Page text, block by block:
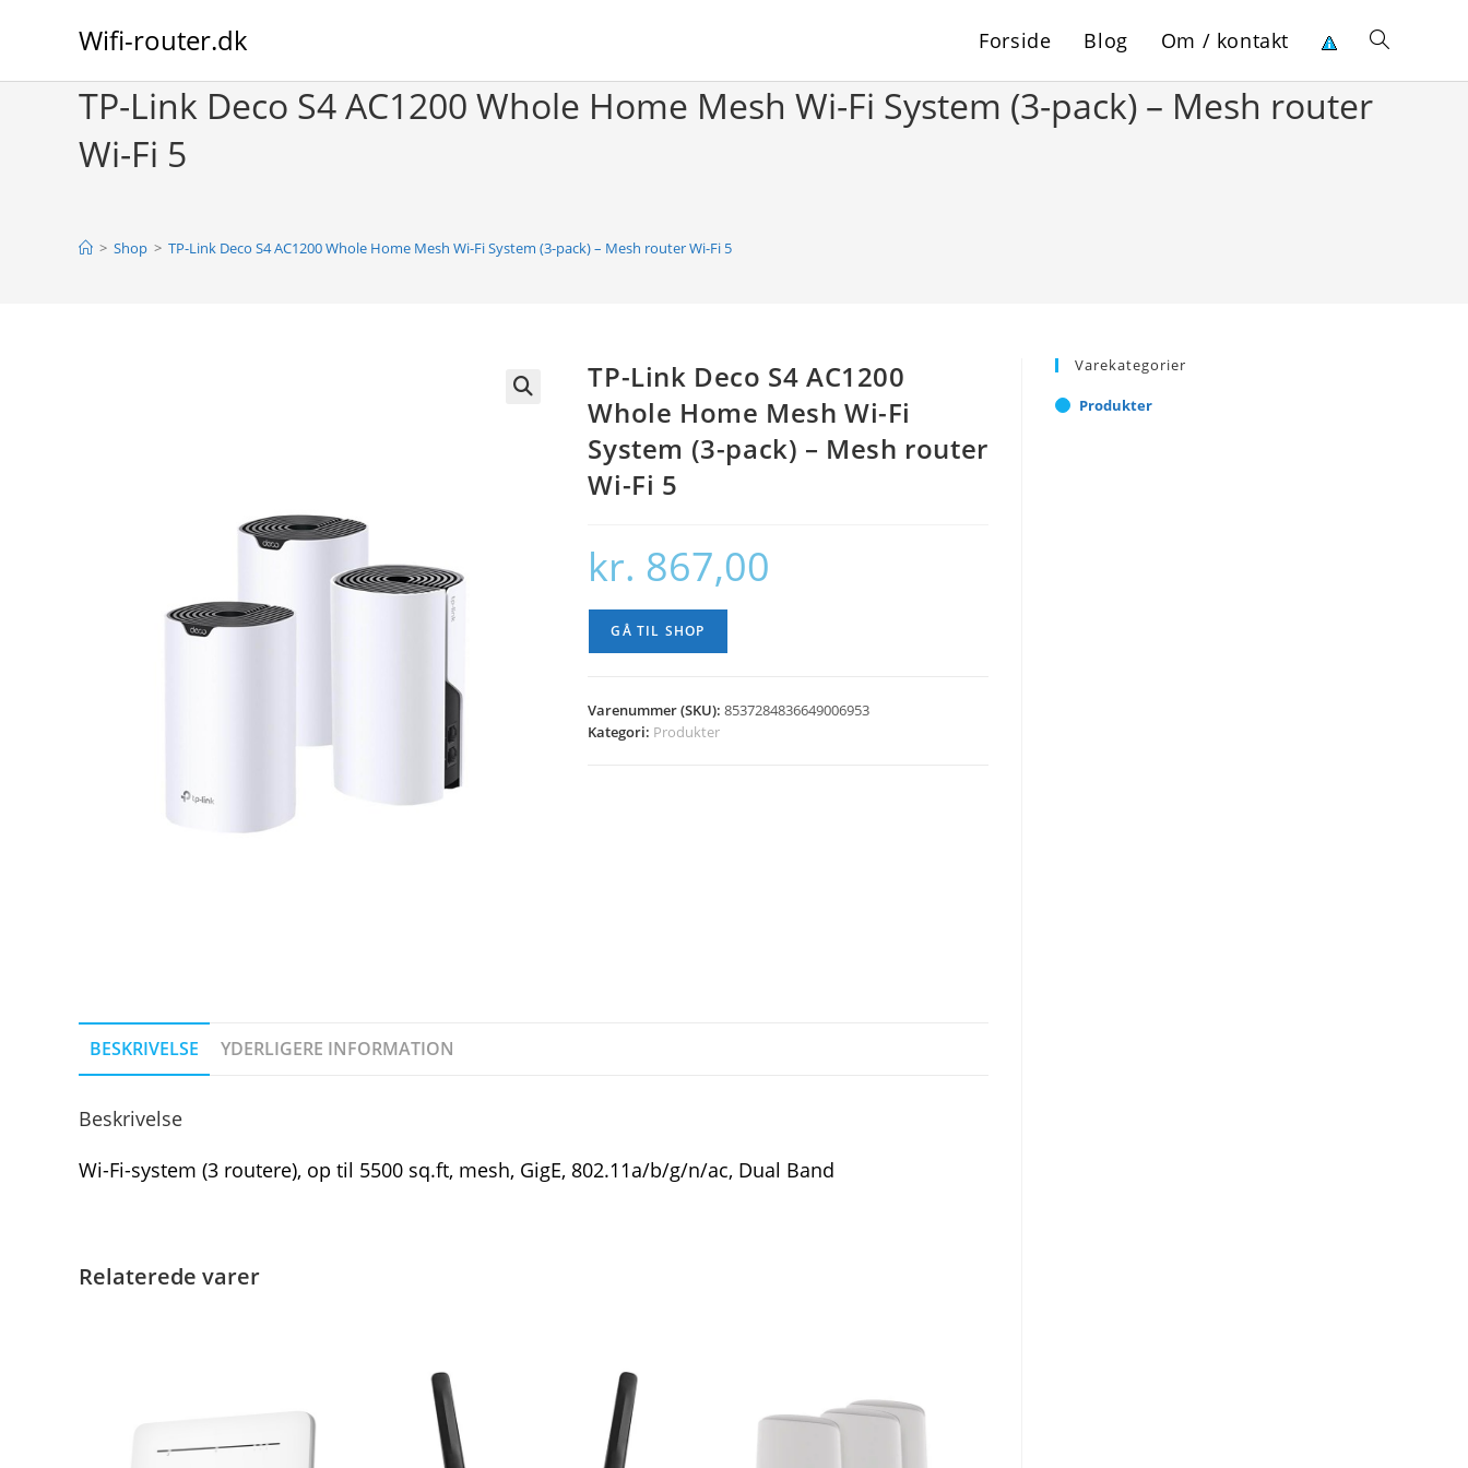
Wifi-router.dk Forside Blog Om / kontakt Toggle
TP-Link Deco S4 AC1200 Whole Home Mesh Wi-Fi System (3-pack) – Mesh router
Wi-Fi 5
> Shop > TP-Link Deco S4 AC1200 Whole Home Mesh Wi-Fi System (3-pack) – Mesh router Wi-Fi 5
TP-Link Deco S4 AC1200
Whole Home Mesh Wi-Fi
System (3-pack) – Mesh router
Wi-Fi 5
kr. 867,00
GÅ TIL SHOP
Varenummer (SKU):8537284836649006953
Kategori: Produkter
BESKRIVELSE YDERLIGERE INFORMATION
Beskrivelse
Wi-Fi-system (3 routere), op til 5500 sq.ft, mesh, GigE, 802.11a/b/g/n/ac, Dual Band
Relaterede varer
Varekategorier
Produkter